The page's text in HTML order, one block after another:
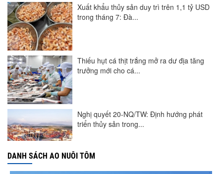
Xuất khẩu thủy sản duy trì trên 1,1 tỷ USD
trong tháng 7: Đà...
Thiếu hụt cá thịt trắng mở ra dư địa tăng
trưởng mới cho cá...
Nghị quyết 20-NQ/TW: Định hướng phát
triển thủy sản trong...
DANH SÁCH AO NUÔI TÔM